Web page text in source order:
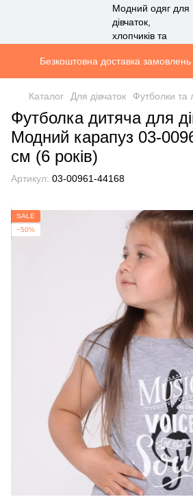
Безкоштовна доставка замовлень
Каталог Для дівчаток Футболки та
Футболка дитяча для
Модний карапуз 03-
см (6 років)
Артикул: 03-00961-44168
SALE
−50%